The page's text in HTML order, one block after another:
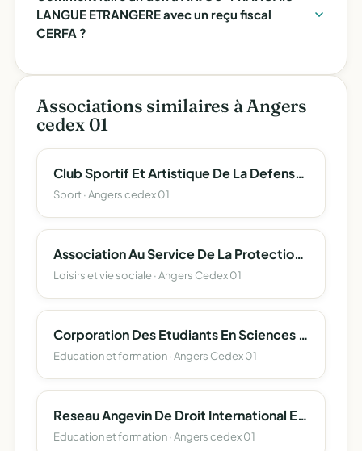
LANGUE ETRANGERE avec un reçu fiscal
CERFA ?
Associations similaires à Angers
cedex 01
Club Sportif Et Artistique De La Defense D'angers
Sport · Angers cedex 01
Association Au Service De La Protection Et L'accompagnement Des Majeurs 49
Loisirs et vie sociale · Angers Cedex 01
Corporation Des Etudiants En Sciences D'angers (Corpo Sciences Angers)
Education et formation · Angers Cedex 01
Reseau Angevin De Droit International Et Europeen
Education et formation · Angers cedex 01